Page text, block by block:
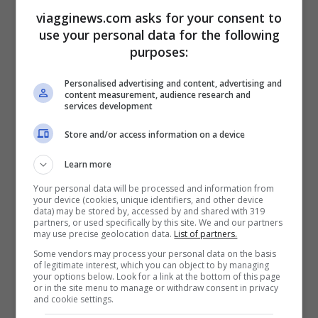
Ischia (iStock)
Una cosa da vedere ed è senza dubbio uno
dei luoghi più suggestivi di tutta l’Isola è
Sant’Angelo d’Ischia. Un antico e
viagginews.com asks for your consent to
use your personal data for the following
purposes:
Personalised advertising and content, advertising and
content measurement, audience research and
services development
Store and/or access information on a device
Learn more
Your personal data will be processed and information from
your device (cookies, unique identifiers, and other device
data) may be stored by, accessed by and shared with 319
partners, or used specifically by this site. We and our partners
may use precise geolocation data. List of partners.
Some vendors may process your personal data on the basis
of legitimate interest, which you can object to by managing
your options below. Look for a link at the bottom of this page
or in the site menu to manage or withdraw consent in privacy
and cookie settings.